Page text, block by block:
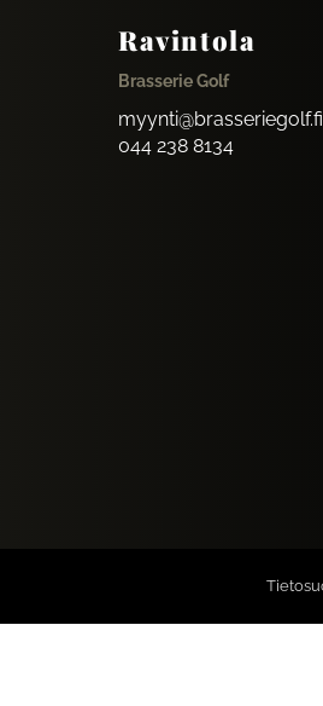
Ravintola
Brasserie Golf
myynti@brasseriegolf.fi
044 238 8134